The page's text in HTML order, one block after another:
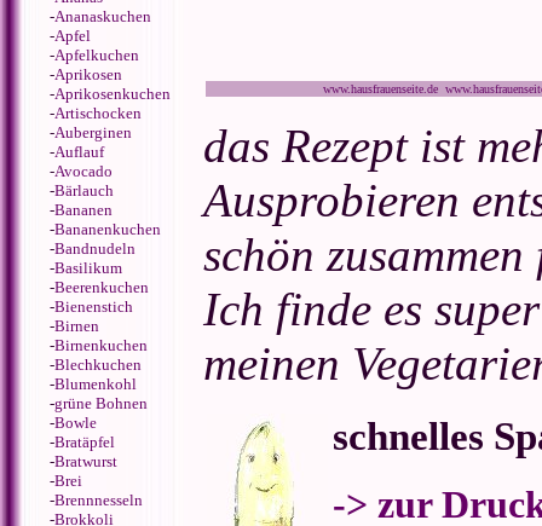
-Ananaskuchen
-Apfel
-Apfelkuchen
-Aprikosen
-Aprikosenkuchen
-Artischocken
-Auberginen
-Auflauf
-Avocado
-Bärlauch
-Bananen
-Bananenkuchen
-Bandnudeln
-Basilikum
-Beerenkuchen
-Bienenstich
-Birnen
-Birnenkuchen
-Blechkuchen
-Blumenkohl
-grüne Bohnen
-Bowle
-Bratäpfel
-Bratwurst
-Brei
-Brennnesseln
-Brokkoli
www.hausfrauenseite.de
das Rezept ist
Ausprobieren
schön zusammen
Ich finde es
meinen
schnelles
-> zur